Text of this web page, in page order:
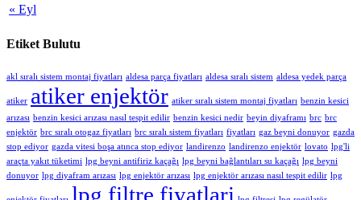
« Eyl
Etiket Bulutu
akl sıralı sistem montaj fiyatları aldesa parça fiyatları aldesa sıralı sistem aldesa yedek parça
atiker atiker enjektör atiker sıralı sistem montaj fiyatları benzin kesici
arızası benzin kesici arızası nasıl tespit edilir benzin kesici nedir beyin diyaframı brc brc
enjektör brc sıralı otogaz fiyatları brc sıralı sistem fiyatları fiyatları gaz beyni donuyor gazda
stop ediyor gazda vitesi boşa atınca stop ediyor landirenzo landirenzo enjektör lovato lpg'li
araçta yakıt tüketimi lpg beyni antifiriz kaçağı lpg beyni bağlantıları su kaçağı lpg beyni
donuyor lpg diyafram arızası lpg enjektör arızası lpg enjektör arızası nasıl tespit edilir lpg
lpg filtre fiyatlari